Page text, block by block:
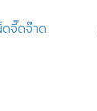
ดจี๊ดจ๊าด